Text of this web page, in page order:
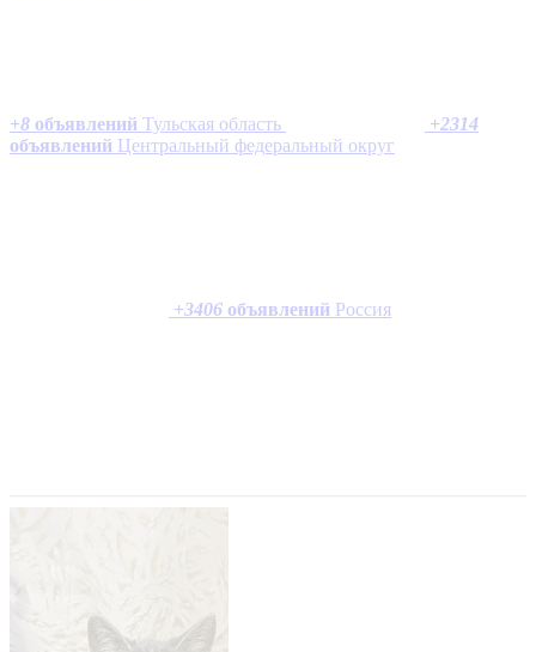
+8 объявлений Тульская область +2314
объявлений Центральный федеральный округ
+3406 объявлений Россия